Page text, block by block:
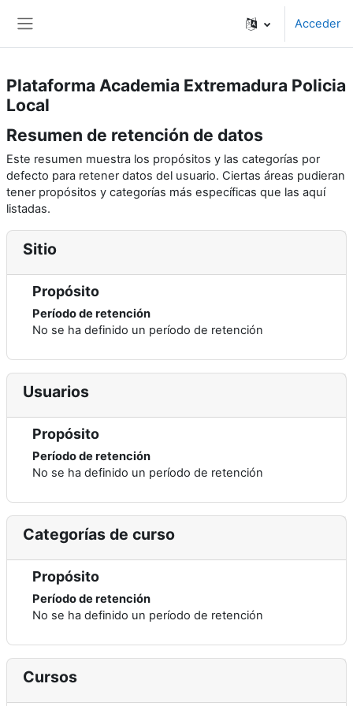
Acceder
Plataforma Academia Extremadura Policia
Local
Resumen de retención de datos
Este resumen muestra los propósitos y las categorías por
defecto para retener datos del usuario. Ciertas áreas pudieran
tener propósitos y categorías más específicas que las aquí
listadas.
Sitio
Propósito
Período de retención
No se ha definido un período de retención
Usuarios
Propósito
Período de retención
No se ha definido un período de retención
Categorías de curso
Propósito
Período de retención
No se ha definido un período de retención
Cursos